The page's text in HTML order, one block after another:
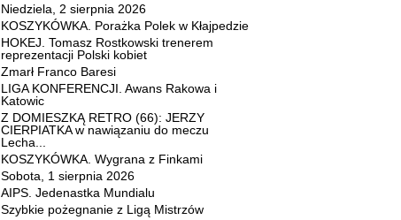
Niedziela, 2 sierpnia 2026
KOSZYKÓWKA. Porażka Polek w Kłajpedzie
HOKEJ. Tomasz Rostkowski trenerem
reprezentacji Polski kobiet
Zmarł Franco Baresi
LIGA KONFERENCJI. Awans Rakowa i
Katowic
Z DOMIESZKĄ RETRO (66): JERZY
CIERPIATKA w nawiązaniu do meczu
Lecha...
KOSZYKÓWKA. Wygrana z Finkami
Sobota, 1 sierpnia 2026
AIPS. Jedenastka Mundialu
Szybkie pożegnanie z Ligą Mistrzów